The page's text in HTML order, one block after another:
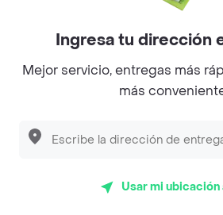
¿El Club de la Pizza la 19 hace
¿Cuál es la dirección de El Club
¿Cuáles son las promociones de
Fé Bastidas
Ingresa tu dirección
Mejor servicio, entregas más
más
Usar mi ubicación